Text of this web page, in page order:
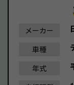
メーカー
車種
年式